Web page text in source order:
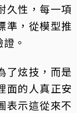
久性，每一項
準，從模型推
。
了炫技，而是
面的人真正安
表示這從來不